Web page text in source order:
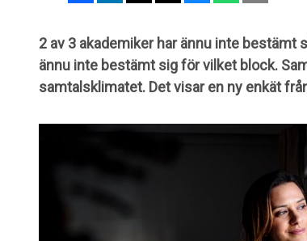
2 av 3 akademiker har ännu inte bestämt
ännu inte bestämt sig för vilket block.
samtalsklimatet. Det visar en ny enkät